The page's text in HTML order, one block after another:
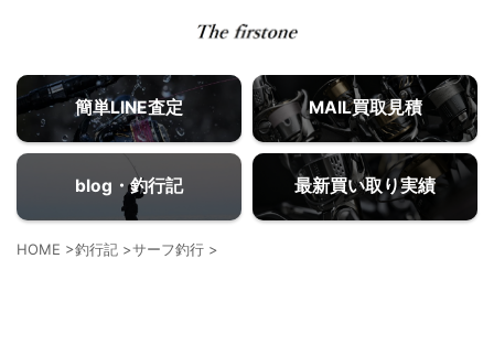
簡単LINE査定 MAIL買取見積
blog・釣行記 最新買い取り実績
HOME >釣行記 >サーフ釣行 >